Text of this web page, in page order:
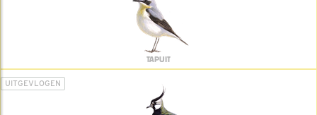
TAPUIT
UITGEVLOGEN